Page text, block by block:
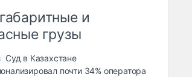
и
грузы
Суд в Казахстане
почти 34% оператора